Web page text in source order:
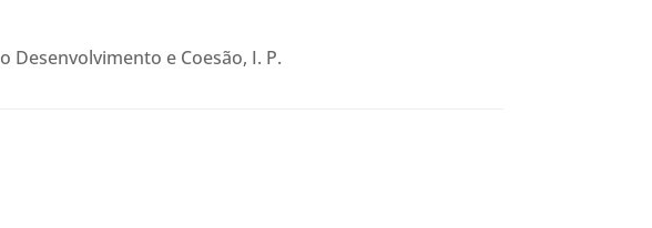
Desenvolvimento e Coesão, I. P.